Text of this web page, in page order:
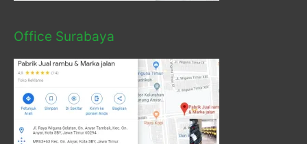
Office Surabaya